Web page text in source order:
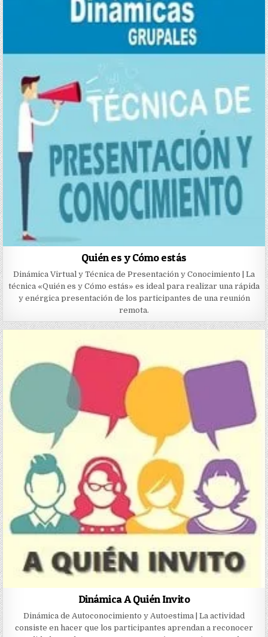
Quién es y Cómo estás
Dinámica Virtual y Técnica de Presentación y Conocimiento | La
técnica «Quién es y Cómo estás» es ideal para realizar una rápida
y enérgica presentación de los participantes de una reunión
remota.
Dinámica A Quién Invito
Dinámica de Autoconocimiento y Autoestima | La actividad
consiste en hacer que los participantes aprendan a reconocer